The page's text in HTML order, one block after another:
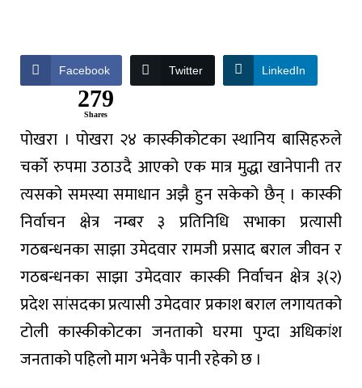
Facebook Twitter LinkedIn
279
Shares
पोखरा । पोखरा २४ कास्कीकोटका स्थानिय बासिहरुले
चर्को रुपमा उठाउदै आएको एक मात्र मुद्धा खानेपानी तर
त्यसको समस्या समाधान अझै हुन सकेको छैन् । कास्की
निर्वाचन क्षेत्र नम्बर ३ प्रतिनिधि सभाका प्रत्यासी
गठबन्धनका साझा उमेदवार रामजी प्रसाद बराल जीवन र
गठबन्धनका साझा उमेदवार कास्की निर्वाचन क्षेत्र ३(२)
प्रदेश सांसदका प्रत्यासी उमेदवार प्रकाश बराल लगायतको
टोली कास्कीकोटका जनताको घरमा पुग्दा अधिकांश
जनताको पहिलो माग भनेकै पानी रहेको छ ।